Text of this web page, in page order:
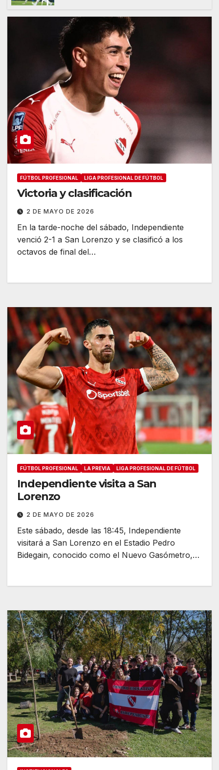
FÚTBOL PROFESIONAL LIGA PROFESIONAL DE FÚTBOL
Victoria y clasificación
2 DE MAYO DE 2026
En la tarde-noche del sábado, Independiente
venció 2-1 a San Lorenzo y se clasificó a los
octavos de final del…
FÚTBOL PROFESIONAL LA PREVIA LIGA PROFESIONAL DE FÚTBOL
Independiente visita a San
Lorenzo
2 DE MAYO DE 2026
Este sábado, desde las 18:45, Independiente
visitará a San Lorenzo en el Estadio Pedro
Bidegain, conocido como el Nuevo Gasómetro,…